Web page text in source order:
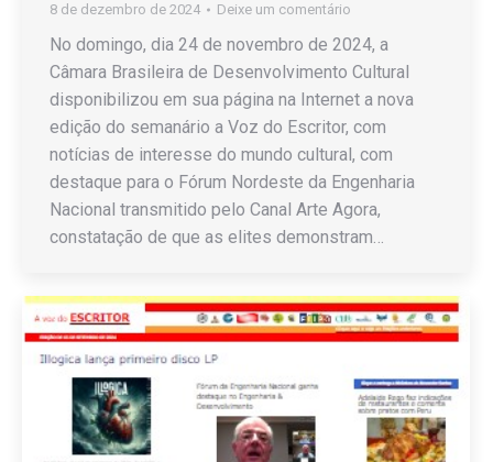
8 de dezembro de 2024
Deixe um comentário
No domingo, dia 24 de novembro de 2024, a
Câmara Brasileira de Desenvolvimento Cultural
disponibilizou em sua página na Internet a nova
edição do semanário a Voz do Escritor, com
notícias de interesse do mundo cultural, com
destaque para o Fórum Nordeste da Engenharia
Nacional transmitido pelo Canal Arte Agora,
constatação de que as elites demonstram…